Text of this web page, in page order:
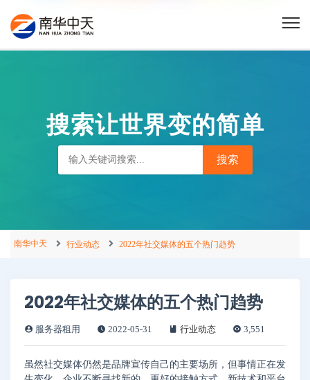
搜索让世界变的简单
南华中天 行业动态 2022年社交媒体的五个热门趋势
2022年社交媒体的五个热门趋势
服务器租用 2022-05-31 行业动态 3,551
虽然社交媒体仍然是品牌宣传自己的主要场所，但事情正在发